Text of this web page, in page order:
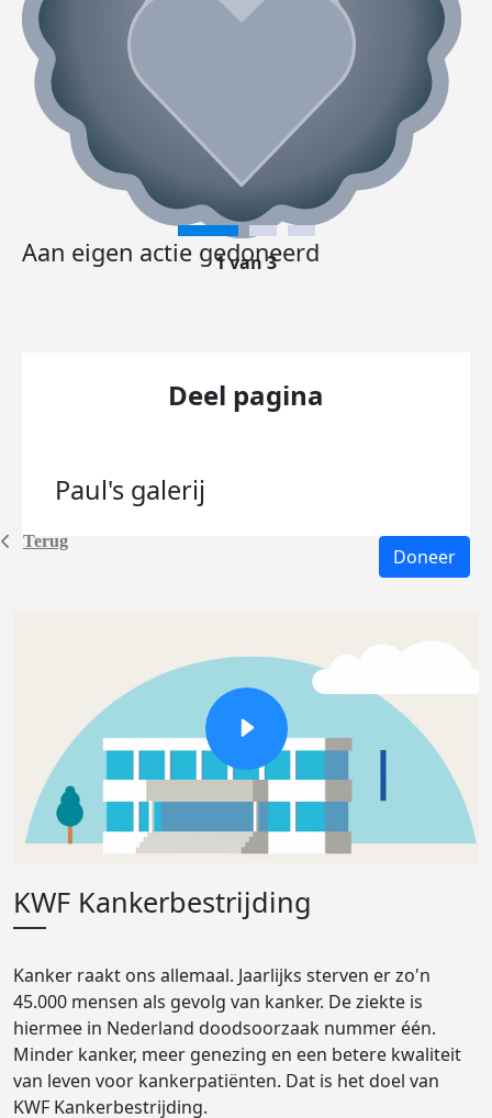
Terug
Aan eigen actie gedoneerd
1 van 3
Deel pagina
Paul's galerij
Doneer
KWF Kankerbestrijding
Kanker raakt ons allemaal. Jaarlijks sterven er zo'n
45.000 mensen als gevolg van kanker. De ziekte is
hiermee in Nederland doodsoorzaak nummer één.
Minder kanker, meer genezing en een betere kwaliteit
van leven voor kankerpatiënten. Dat is het doel van
KWF Kankerbestrijding.